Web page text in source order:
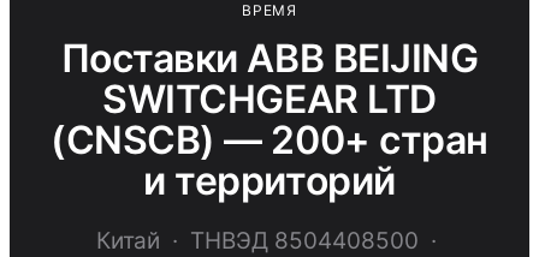
ВРЕМЯ
Поставки ABB BEIJING
SWITCHGEAR LTD
(CNSCB) — 200+ стран
и территорий
Китай · ТНВЭД 8504408500 ·